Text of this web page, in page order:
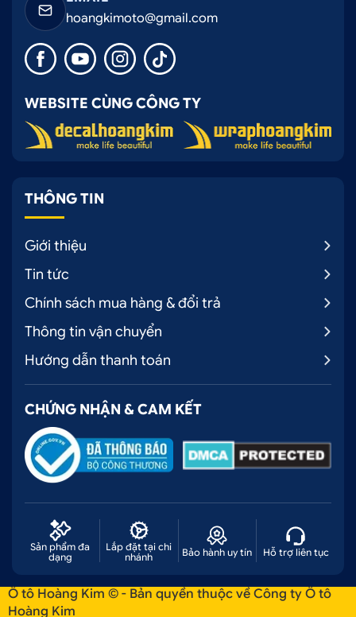
hoangkimoto@gmail.com
WEBSITE CÙNG CÔNG TY
THÔNG TIN
Giới thiệu
Tin tức
Chính sách mua hàng & đổi trả
Thông tin vận chuyển
Hướng dẫn thanh toán
CHỨNG NHẬN & CAM KẾT
Sản phẩm đa
dạng
Lắp đặt tại chi
nhánh
Bảo hành uy tín Hỗ trợ liên tục
Ô tô Hoàng Kim © - Bản quyền thuộc về Công ty Ô tô
Hoàng Kim